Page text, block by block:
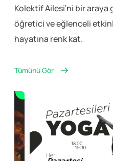
Kolektif Ailesi’ni bir
öğretici ve eğlenceli
hayatına renk kat.
Tümünü Gör